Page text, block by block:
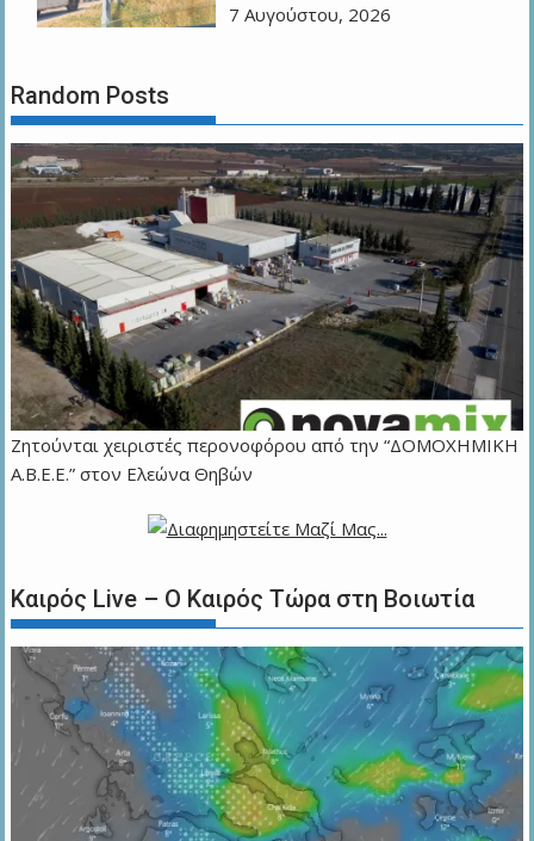
7 Αυγούστου, 2026
Random Posts
Ζητούνται χειριστές περονοφόρου από την “ΔΟΜΟΧΗΜΙΚΗ
Α.Β.Ε.Ε.” στον Ελεώνα Θηβών
Καιρός Live – Ο Καιρός Τώρα στη Βοιωτία